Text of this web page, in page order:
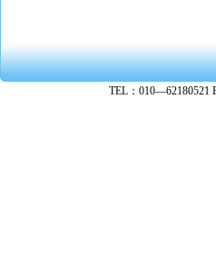
TEL：010—62180521